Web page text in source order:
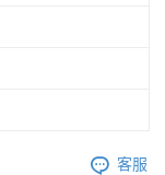
客服